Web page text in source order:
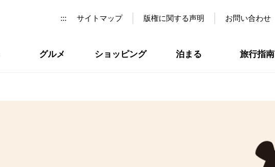
::: サイトマップ 版権に関する声明 お問い合わせ
グルメ ショッピング 泊まる 旅行指南